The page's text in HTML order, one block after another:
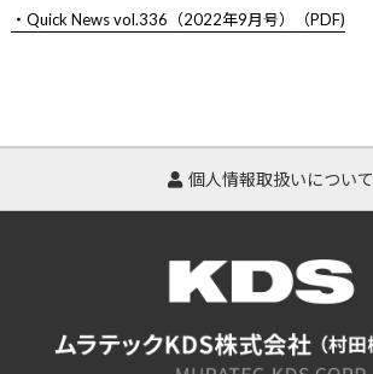
・Quick News vol.336（2022年9月号）（PDF)
個人情報取扱いについて